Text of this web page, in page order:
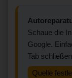
Schaue die
Google.
Tab
Quelle